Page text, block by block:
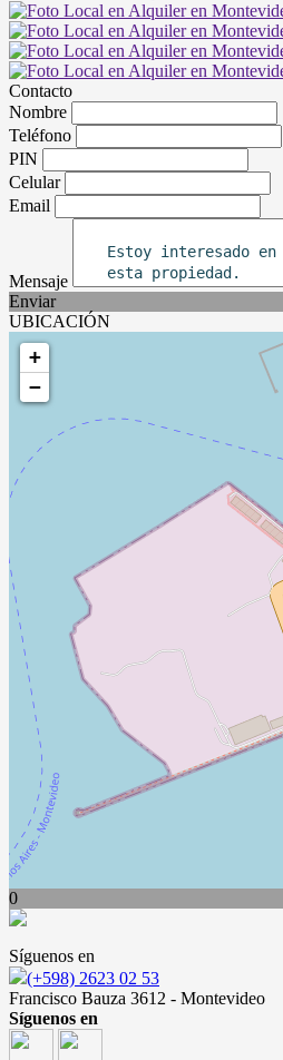
Contacto
Nombre
Teléfono
PIN
Celular
Email
Mensaje
Enviar
UBICACIÓN
+
−
0
Síguenos en
(+598) 2623 02 53
Francisco Bauza 3612 - Montevideo
Síguenos en